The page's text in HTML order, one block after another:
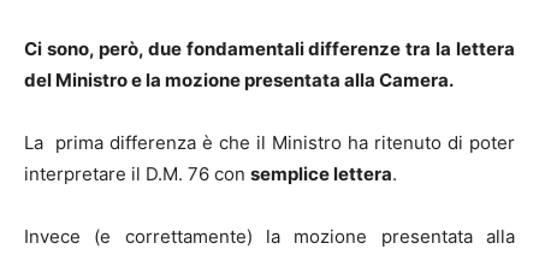
Ci sono, però, due fondamentali differenze tra la lettera
del Ministro e la mozione presentata alla Camera.
La prima differenza è che il Ministro ha ritenuto di poter
interpretare il D.M. 76 con semplice lettera.
Invece (e correttamente) la mozione presentata alla